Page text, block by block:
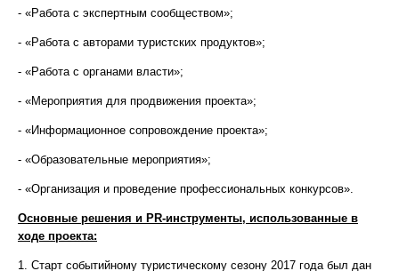
- «Работа с экспертным сообществом»;
- «Работа с авторами туристских продуктов»;
- «Работа с органами власти»;
- «Мероприятия для продвижения проекта»;
- «Информационное сопровождение проекта»;
- «Образовательные мероприятия»;
- «Организация и проведение профессиональных конкурсов».
Основные решения и PR-инструменты, использованные в
ходе проекта:
1. Старт событийному туристическому сезону 2017 года был дан